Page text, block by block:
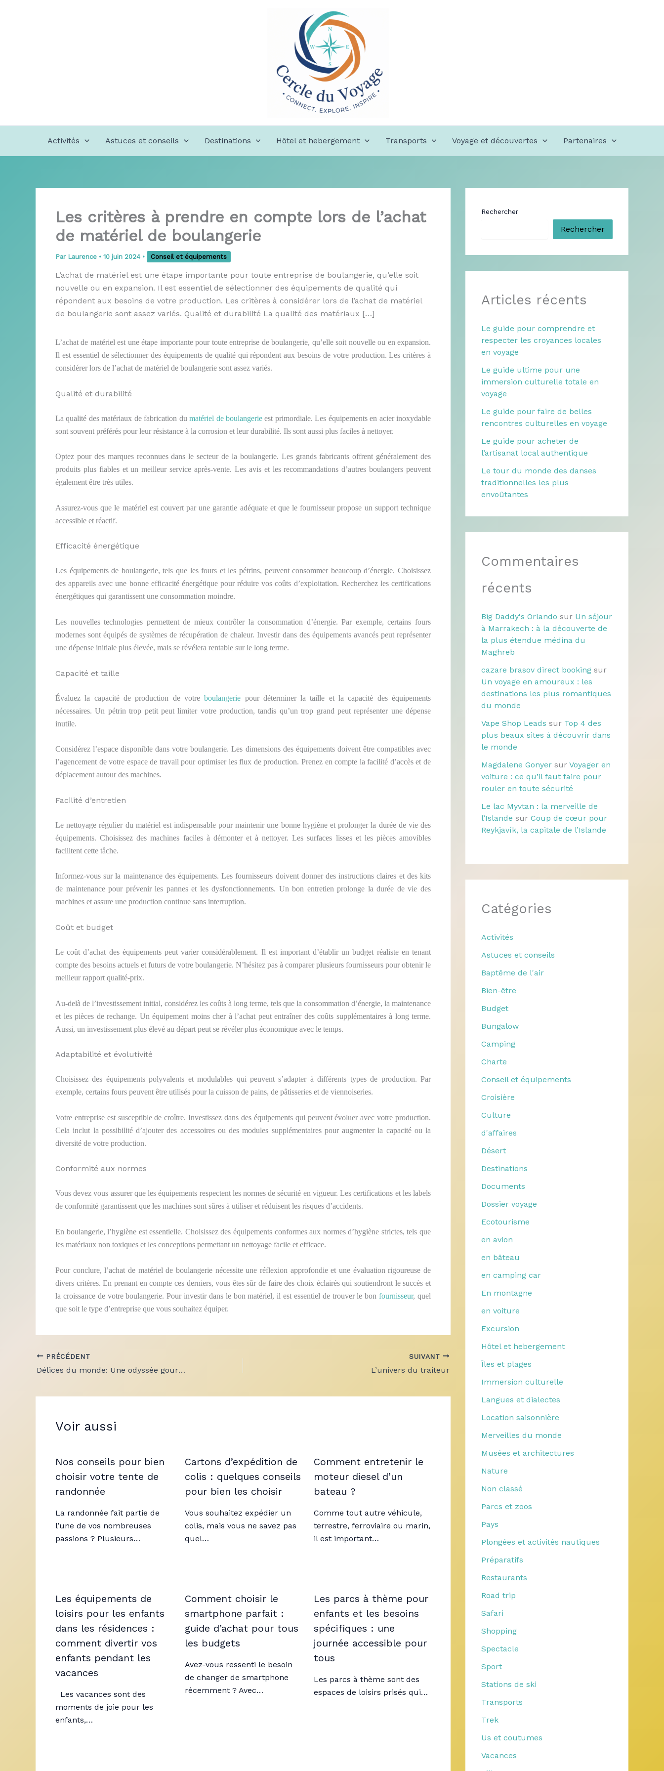
Activités Astuces et conseils Destinations Hôtel et hebergement Transports Voyage et découvertes Partenaires
Les critères à prendre en compte lors de l’achat
de matériel de boulangerie
Par Laurence • 10 juin 2024 • Conseil et équipements
L’achat de matériel est une étape importante pour toute entreprise de boulangerie, qu’elle soit
nouvelle ou en expansion. Il est essentiel de sélectionner des équipements de qualité qui
répondent aux besoins de votre production. Les critères à considérer lors de l’achat de matériel
de boulangerie sont assez variés. Qualité et durabilité La qualité des matériaux […]
L’achat de matériel est une étape importante pour toute entreprise de boulangerie, qu’elle soit nouvelle ou en expansion.
Il est essentiel de sélectionner des équipements de qualité qui répondent aux besoins de votre production. Les critères à
considérer lors de l’achat de matériel de boulangerie sont assez variés.
Qualité et durabilité
La qualité des matériaux defabrication dumatériel de boulangerieest primordiale. Les équipements en acier inoxydable
sont souvent préférés pour leur résistance à la corrosion et leur durabilité. Ils sont aussi plus faciles à nettoyer.
Optez pour des marques reconnues dans le secteur de la boulangerie. Les grands fabricants offrent généralement des
produits plus fiables et un meilleur service après-vente. Les avis et les recommandations d’autres boulangers peuvent
également être très utiles.
Assurez-vous que le matériel est couvert par une garantie adéquate et que le fournisseur propose un support technique
accessible et réactif.
Efficacité énergétique
Les équipements de boulangerie, tels que les fours et les pétrins, peuvent consommer beaucoup d’énergie. Choisissez
des appareils avec une bonne efficacité énergétique pour réduire vos coûts d’exploitation. Recherchez les certifications
énergétiques qui garantissent une consommation moindre.
Les nouvelles technologies permettent de mieux contrôler la consommation d’énergie. Par exemple, certains fours
modernes sont équipés de systèmes de récupération de chaleur. Investir dans des équipements avancés peut représenter
une dépense initiale plus élevée, mais se révélera rentable sur le long terme.
Capacité et taille
Évaluez la capacité de production de votreboulangerie pour déterminer la taille et la capacité des équipements
nécessaires. Un pétrin trop petit peut limiter votre production, tandis qu’un trop grand peut représenter une dépense
inutile.
Considérez l’espace disponible dans votre boulangerie. Les dimensions des équipements doivent être compatibles avec
l’agencement de votre espace de travail pour optimiser les flux de production. Prenez en compte la facilité d’accès et de
déplacement autour des machines.
Facilité d’entretien
Le nettoyage régulier du matériel est indispensable pour maintenir une bonne hygiène et prolonger la durée de vie des
équipements. Choisissez des machines faciles à démonter et à nettoyer. Les surfaces lisses et les pièces amovibles
facilitent cette tâche.
Informez-vous sur la maintenance des équipements. Les fournisseurs doivent donner des instructions claires et des kits
de maintenance pour prévenir les pannes et les dysfonctionnements. Un bon entretien prolonge la durée de vie des
machines et assure une production continue sans interruption.
Coût et budget
Le coût d’achat des équipements peut varier considérablement. Il est important d’établir un budget réaliste en tenant
compte des besoins actuels et futurs de votre boulangerie. N’hésitez pas à comparer plusieurs fournisseurs pour obtenir le
meilleur rapport qualité-prix.
Au-delà de l’investissement initial, considérez les coûts à long terme, tels que la consommation d’énergie, la maintenance
et les pièces de rechange. Un équipement moins cher à l’achat peut entraîner des coûts supplémentaires à long terme.
Aussi, un investissement plus élevé au départ peut se révéler plus économique avec le temps.
Adaptabilité et évolutivité
Choisissez des équipements polyvalents et modulables qui peuvent s’adapter à différents types de production. Par
exemple, certains fours peuvent être utilisés pour la cuisson de pains, de pâtisseries et de viennoiseries.
Votre entreprise est susceptible de croître. Investissez dans des équipements qui peuvent évoluer avec votre production.
Cela inclut la possibilité d’ajouter des accessoires ou des modules supplémentaires pour augmenter la capacité ou la
diversité de votre production.
Conformité aux normes
Vous devez vous assurer que les équipements respectent les normes de sécurité en vigueur. Les certifications et les labels
de conformité garantissent que les machines sont sûres à utiliser et réduisent les risques d’accidents.
En boulangerie, l’hygiène est essentielle. Choisissez des équipements conformes aux normes d’hygiène strictes, tels que
les matériaux non toxiques et les conceptions permettant un nettoyage facile et efficace.
Pour conclure, l’achat de matériel de boulangerie nécessite une réflexion approfondie et une évaluation rigoureuse de
divers critères. En prenant en compte ces derniers, vous êtes sûr de faire des choix éclairés qui soutiendront le succès et
la croissance de votre boulangerie. Pour investir dans le bon matériel, il est essentiel de trouver le bonfournisseur, quel
que soit le type d’entreprise que vous souhaitez équiper.
PRÉCÉDENT
Délices du monde: Une odyssée gourmande dans la cuisine fusion
SUIVANT
L’univers du traiteur
Voir aussi
Nos conseils pour bien
choisir votre tente de
randonnée
La randonnée fait partie de
l’une de vos nombreuses
passions ? Plusieurs…
Cartons d’expédition de
colis : quelques conseils
pour bien les choisir
Vous souhaitez expédier un
colis, mais vous ne savez pas
quel…
Comment entretenir le
moteur diesel d’un
bateau ?
Comme tout autre véhicule,
terrestre, ferroviaire ou marin,
il est important…
Les équipements de
loisirs pour les enfants
dans les résidences :
comment divertir vos
enfants pendant les
vacances
Les vacances sont des
moments de joie pour les
enfants,…
Comment choisir le
smartphone parfait :
guide d’achat pour tous
les budgets
Avez-vous ressenti le besoin
de changer de smartphone
récemment ? Avec…
Les parcs à thème pour
enfants et les besoins
spécifiques : une
journée accessible pour
tous
Les parcs à thème sont des
espaces de loisirs prisés qui…
Rechercher
Rechercher
Articles récents
Le guide pour comprendre et
respecter les croyances locales
en voyage
Le guide ultime pour une
immersion culturelle totale en
voyage
Le guide pour faire de belles
rencontres culturelles en voyage
Le guide pour acheter de
l’artisanat local authentique
Le tour du monde des danses
traditionnelles les plus
envoûtantes
Commentaires
récents
Big Daddy's Orlando sur Un séjour
à Marrakech : à la découverte de
la plus étendue médina du
Maghreb
cazare brasov direct booking sur
Un voyage en amoureux : les
destinations les plus romantiques
du monde
Vape Shop Leads sur Top 4 des
plus beaux sites à découvrir dans
le monde
Magdalene Gonyer sur Voyager en
voiture : ce qu’il faut faire pour
rouler en toute sécurité
Le lac Myvtan : la merveille de
l’Islande sur Coup de cœur pour
Reykjavík, la capitale de l’Islande
Catégories
Activités
Astuces et conseils
Baptême de l'air
Bien-être
Budget
Bungalow
Camping
Charte
Conseil et équipements
Croisière
Culture
d'affaires
Désert
Destinations
Documents
Dossier voyage
Ecotourisme
en avion
en bâteau
en camping car
En montagne
en voiture
Excursion
Hôtel et hebergement
Îles et plages
Immersion culturelle
Langues et dialectes
Location saisonnière
Merveilles du monde
Musées et architectures
Nature
Non classé
Parcs et zoos
Pays
Plongées et activités nautiques
Préparatifs
Restaurants
Road trip
Safari
Shopping
Spectacle
Sport
Stations de ski
Transports
Trek
Us et coutumes
Vacances